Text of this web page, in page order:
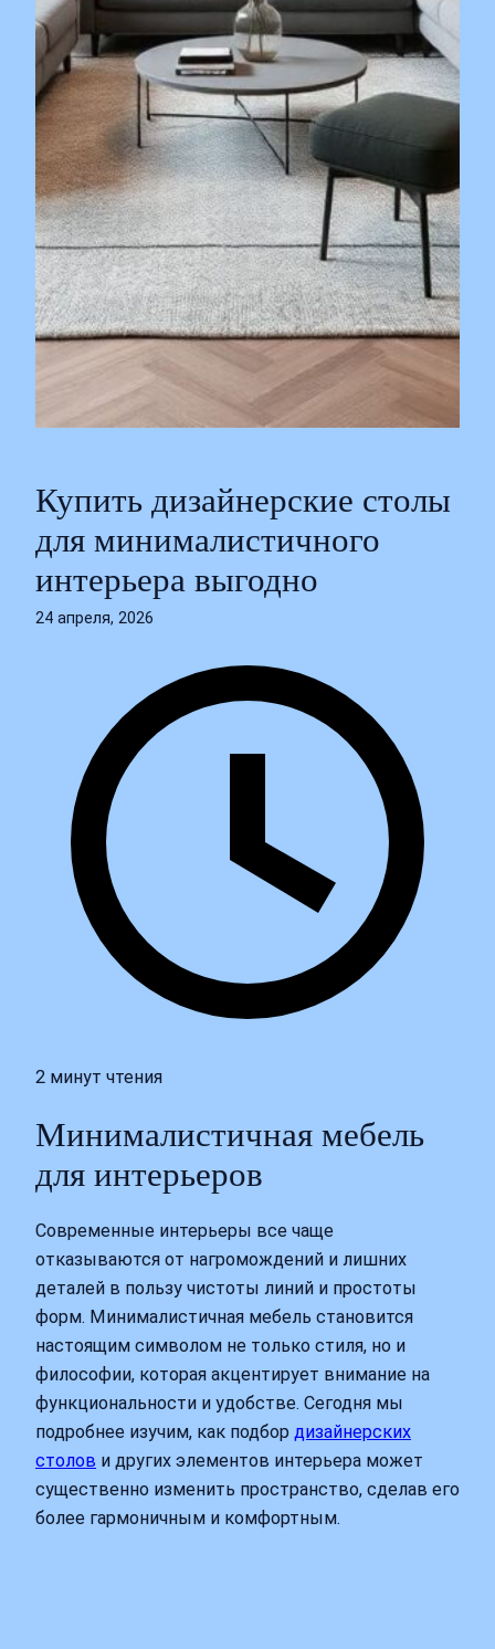
Купить дизайнерские столы
для минималистичного
интерьера выгодно
24 апреля, 2026
2 минут чтения
Минималистичная мебель
для интерьеров
Современные интерьеры все чаще
отказываются от нагромождений и лишних
деталей в пользу чистоты линий и простоты
форм. Минималистичная мебель становится
настоящим символом не только стиля, но и
философии, которая акцентирует внимание на
функциональности и удобстве. Сегодня мы
подробнее изучим, как подбор дизайнерских
столов и других элементов интерьера может
существенно изменить пространство, сделав его
более гармоничным и комфортным.